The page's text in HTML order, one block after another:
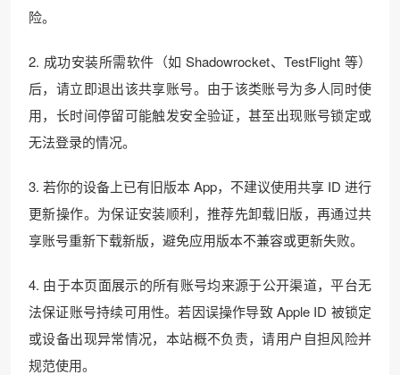
险。
2. 成功安装所需软件（如 Shadowrocket、TestFlight 等）
后，请立即退出该共享账号。由于该类账号为多人同时使
用，长时间停留可能触发安全验证，甚至出现账号锁定或
无法登录的情况。
3. 若你的设备上已有旧版本 App，不建议使用共享 ID 进行
更新操作。为保证安装顺利，推荐先卸载旧版，再通过共
享账号重新下载新版，避免应用版本不兼容或更新失败。
4. 由于本页面展示的所有账号均来源于公开渠道，平台无
法保证账号持续可用性。若因误操作导致 Apple ID 被锁定
或设备出现异常情况，本站概不负责，请用户自担风险并
规范使用。